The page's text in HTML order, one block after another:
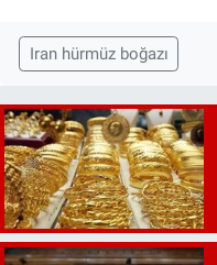
Iran hürmüz boğazı